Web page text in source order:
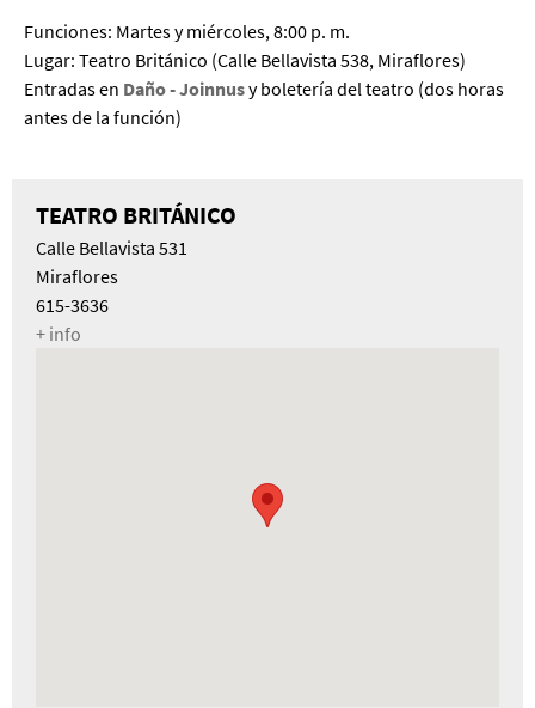
Funciones: Martes y miércoles, 8:00 p. m.
Lugar: Teatro Británico (Calle Bellavista 538, Miraflores)
Entradas en Daño - Joinnusy boletería del teatro (dos horas
antes de la función)
TEATRO BRITÁNICO
Calle Bellavista 531
Miraflores
615-3636
+ info